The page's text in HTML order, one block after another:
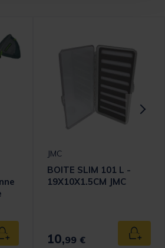
Customer Rating
Ajouter au panier
JMC
BOITE SLIM 101 L -
19X10X1.5CM JMC
10,99 €